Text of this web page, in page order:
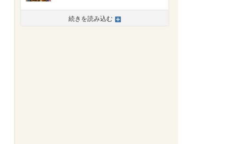
続きを読み込む